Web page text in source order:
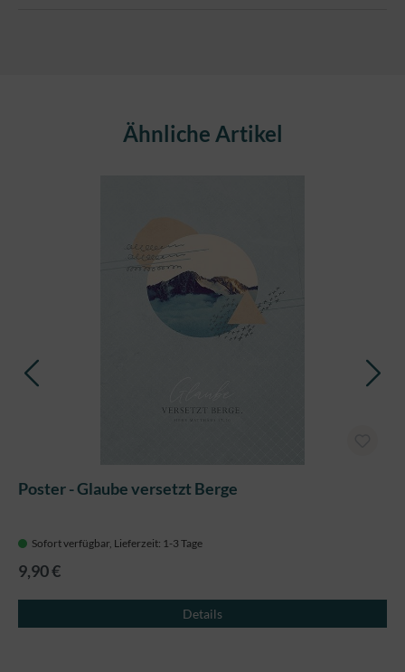
Produktgalerie überspringenÄhnliche Artikel
Poster - Glaube versetzt Berge
Sofort verfügbar, Lieferzeit: 1-3 Tage
9,90 €
Details